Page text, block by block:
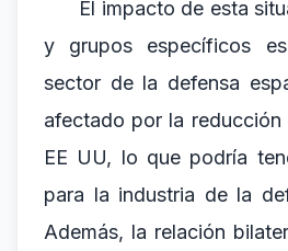
El impacto de esta
y grupos específicos
sector de la defensa
afectado por la
EE UU, lo que podría
para la industria de la
Además, la relación